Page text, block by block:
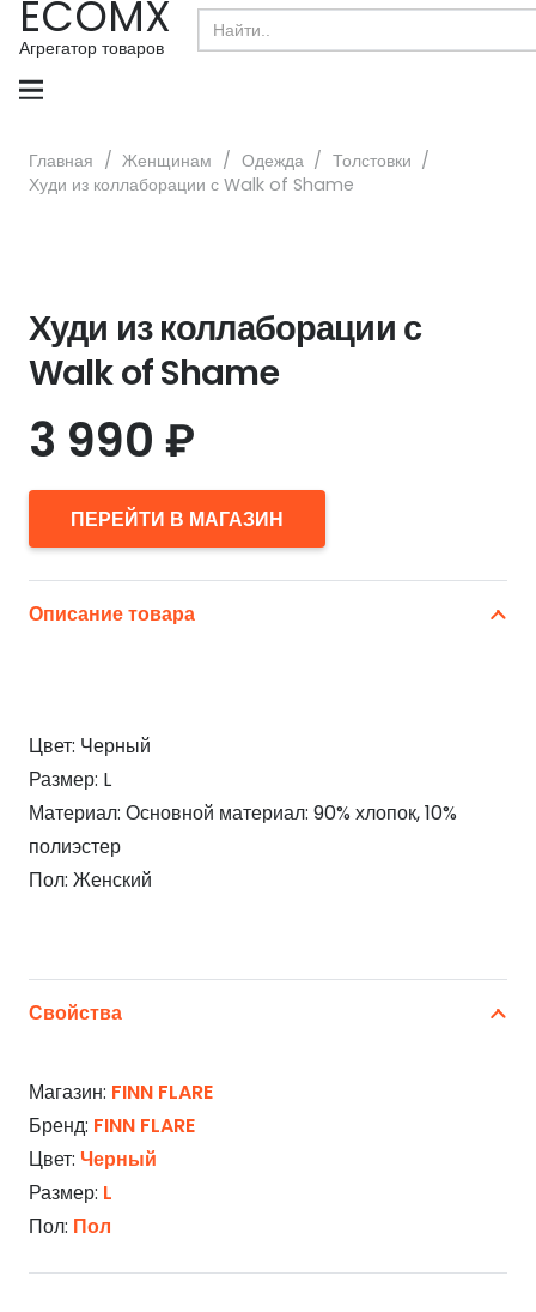
ECOMX
Агрегатор товаров
Search
for:
Главная / Женщинам / Одежда / Толстовки /
Худи из коллаборации с Walk of Shame
Худи из коллаборации с
Walk of Shame
3 990 ₽
ПЕРЕЙТИ В МАГАЗИН
Описание товара
Цвет: Черный
Размер: L
Материал: Основной материал: 90% хлопок, 10%
полиэстер
Пол: Женский
Свойства
Магазин: FINN FLARE
Бренд: FINN FLARE
Цвет: Черный
Размер: L
Пол: Пол